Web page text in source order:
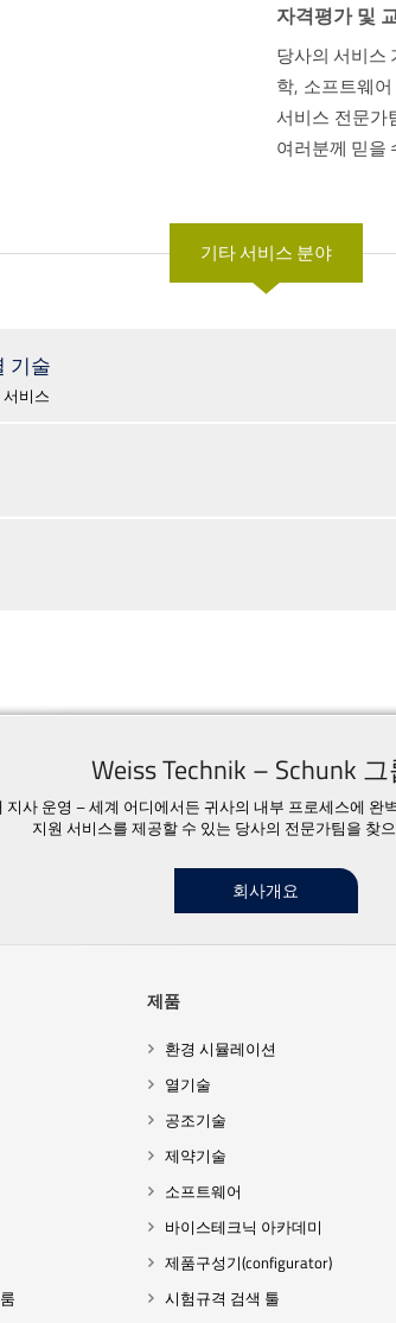
자격평가 및
당사의 서비스
학, 소프트웨
서비스 전문가
여러분께 믿을
기타 서비스 분야
기술
비스
Weiss Technik – Schunk
지사 운영 – 세계 어디에서든 귀사의 내부 프로세스에
지원 서비스를 제공할 수 있는 당사의 전문가팀을 찾
회사개요
제품
환경 시뮬레이션
열기술
공조기술
제약기술
소프트웨어
바이스테크닉 아카데미
제품구성기(configurator)
시험규격 검색 툴